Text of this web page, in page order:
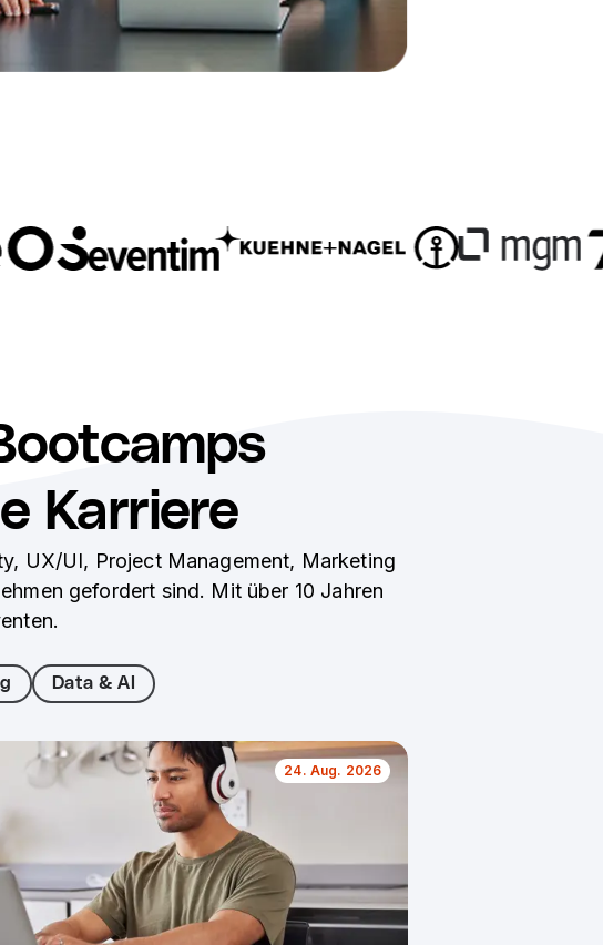
Karriere
UX/UI, Project Management, Marketing
gefordert sind. Mit über 10 Jahren
Data & AI
24. Aug. 2026